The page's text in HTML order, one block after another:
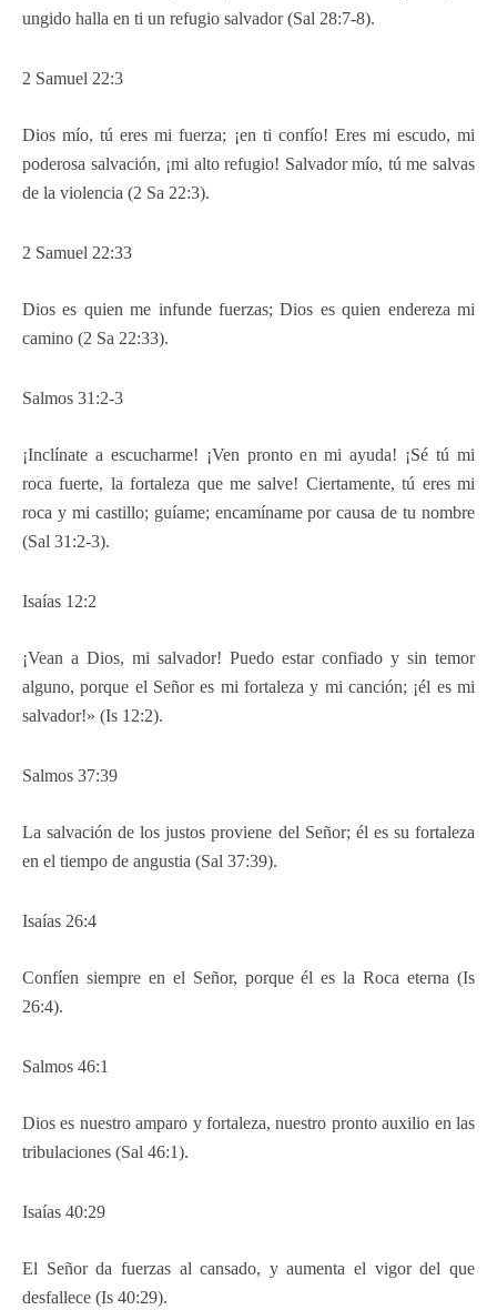
ungido halla en ti un refugio salvador (Sal 28:7-8).
2 Samuel 22:3
Dios mío, tú eres mi fuerza; ¡en ti confío! Eres mi escudo, mi
poderosa salvación, ¡mi alto refugio! Salvador mío, tú me salvas
de la violencia (2 Sa 22:3).
2 Samuel 22:33
Dios es quien me infunde fuerzas; Dios es quien endereza mi
camino (2 Sa 22:33).
Salmos 31:2-3
¡Inclínate a escucharme! ¡Ven pronto en mi ayuda! ¡Sé tú mi
roca fuerte, la fortaleza que me salve! Ciertamente, tú eres mi
roca y mi castillo; guíame; encamíname por causa de tu nombre
(Sal 31:2-3).
Isaías 12:2
¡Vean a Dios, mi salvador! Puedo estar confiado y sin temor
alguno, porque el Señor es mi fortaleza y mi canción; ¡él es mi
salvador!» (Is 12:2).
Salmos 37:39
La salvación de los justos proviene del Señor; él es su fortaleza
en el tiempo de angustia (Sal 37:39).
Isaías 26:4
Confíen siempre en el Señor, porque él es la Roca eterna (Is
26:4).
Salmos 46:1
Dios es nuestro amparo y fortaleza, nuestro pronto auxilio en las
tribulaciones (Sal 46:1).
Isaías 40:29
El Señor da fuerzas al cansado, y aumenta el vigor del que
desfallece (Is 40:29).